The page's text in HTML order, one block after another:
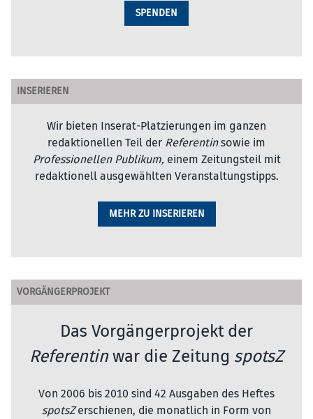
SPENDEN
INSERIEREN
Wir bieten Inserat-Platzierungen im ganzen
redaktionellen Teil der Referentinsowie im
Professionellen Publikum, einem Zeitungsteil mit
redaktionell ausgewählten Veranstaltungstipps.
MEHR ZU INSERIEREN
VORGÄNGERPROJEKT
Das Vorgängerprojekt der
Referentinwar die Zeitung spotsZ
Von 2006 bis 2010 sind 42 Ausgaben des Heftes
spotsZerschienen, die monatlich in Form von